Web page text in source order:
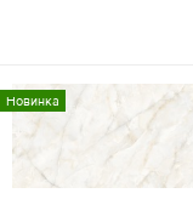
Новинка